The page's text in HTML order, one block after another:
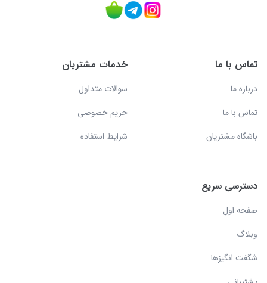
تماس با ما
درباره ما
تماس با ما
باشگاه مشتریان
خدمات مشتریان
سوالات متداول
حریم خصوصی
شرایط استفاده
دسترسی سریع
صفحه اول
وبلاگ
شگفت انگیزها